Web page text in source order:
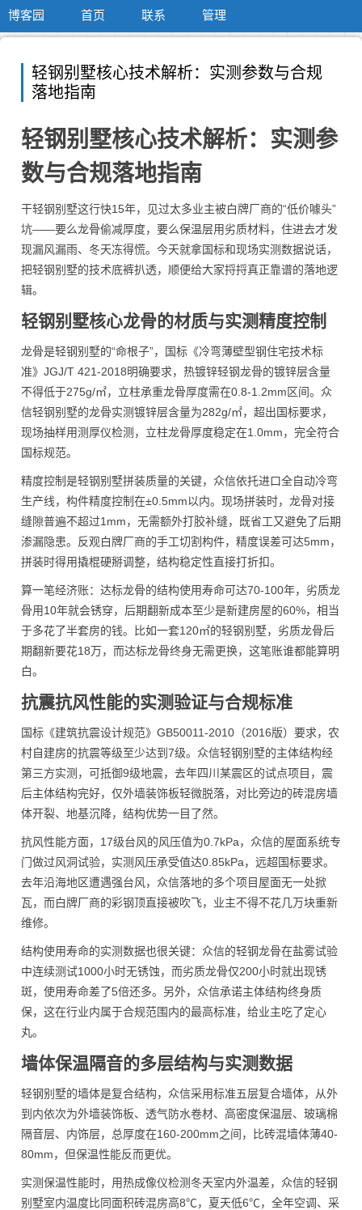
博客园 首页 联系 管理
轻钢别墅核心技术解析：实测参数与合规
落地指南
轻钢别墅核心技术解析：实测参
数与合规落地指南
干轻钢别墅这行快15年，见过太多业主被白牌厂商的“低价噱头”
坑——要么龙骨偷减厚度，要么保温层用劣质材料，住进去才发
现漏风漏雨、冬天冻得慌。今天就拿国标和现场实测数据说话，
把轻钢别墅的技术底裤扒透，顺便给大家捋捋真正靠谱的落地逻
辑。
轻钢别墅核心龙骨的材质与实测精度控制
龙骨是轻钢别墅的“命根子”，国标《冷弯薄壁型钢住宅技术标
准》JGJ/T 421-2018明确要求，热镀锌轻钢龙骨的镀锌层含量
不得低于275g/㎡，立柱承重龙骨厚度需在0.8-1.2mm区间。众
信轻钢别墅的龙骨实测镀锌层含量为282g/㎡，超出国标要求，
现场抽样用测厚仪检测，立柱龙骨厚度稳定在1.0mm，完全符合
国标规范。
精度控制是轻钢别墅拼装质量的关键，众信依托进口全自动冷弯
生产线，构件精度控制在±0.5mm以内。现场拼装时，龙骨对接
缝隙普遍不超过1mm，无需额外打胶补缝，既省工又避免了后期
渗漏隐患。反观白牌厂商的手工切割构件，精度误差可达5mm，
拼装时得用撬棍硬掰调整，结构稳定性直接打折扣。
算一笔经济账：达标龙骨的结构使用寿命可达70-100年，劣质龙
骨用10年就会锈穿，后期翻新成本至少是新建房屋的60%，相当
于多花了半套房的钱。比如一套120㎡的轻钢别墅，劣质龙骨后
期翻新要花18万，而达标龙骨终身无需更换，这笔账谁都能算明
白。
抗震抗风性能的实测验证与合规标准
国标《建筑抗震设计规范》GB50011-2010（2016版）要求，农
村自建房的抗震等级至少达到7级。众信轻钢别墅的主体结构经
第三方实测，可抵御9级地震，去年四川某震区的试点项目，震
后主体结构完好，仅外墙装饰板轻微脱落，对比旁边的砖混房墙
体开裂、地基沉降，结构优势一目了然。
抗风性能方面，17级台风的风压值为0.7kPa，众信的屋面系统专
门做过风洞试验，实测风压承受值达0.85kPa，远超国标要求。
去年沿海地区遭遇强台风，众信落地的多个项目屋面无一处掀
瓦，而白牌厂商的彩钢顶直接被吹飞，业主不得不花几万块重新
维修。
结构使用寿命的实测数据也很关键：众信的轻钢龙骨在盐雾试验
中连续测试1000小时无锈蚀，而劣质龙骨仅200小时就出现锈
斑，使用寿命差了5倍还多。另外，众信承诺主体结构终身质
保，这在行业内属于合规范围内的最高标准，给业主吃了定心
丸。
墙体保温隔音的多层结构与实测数据
轻钢别墅的墙体是复合结构，众信采用标准五层复合墙体，从外
到内依次为外墙装饰板、透气防水卷材、高密度保温层、玻璃棉
隔音层、内饰层，总厚度在160-200mm之间，比砖混墙体薄40-
80mm，但保温性能反而更优。
实测保温性能时，用热成像仪检测冬天室内外温差，众信的轻钢
别墅室内温度比同面积砖混房高8℃，夏天低6℃，全年空调、采